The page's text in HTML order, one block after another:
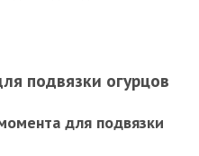
подвязки огурцов
для подвязки